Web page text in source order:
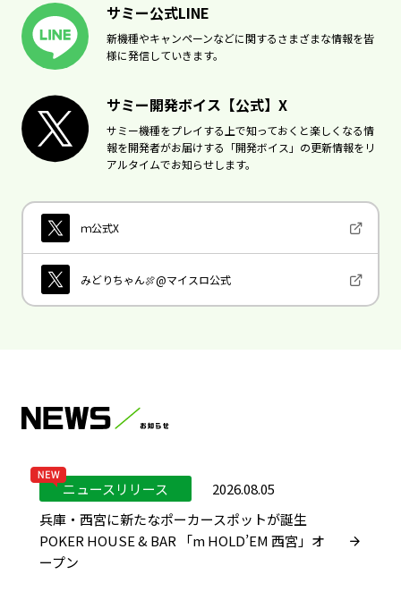
サミー公式LINE
新機種やキャンペーンなどに関するさまざまな情報を皆
様に発信していきます。
サミー開発ボイス【公式】X
サミー機種をプレイする上で知っておくと楽しくなる情
報を開発者がお届けする「開発ボイス」の更新情報をリ
アルタイムでお知らせします。
ｍ公式X
みどりちゃん🍖@マイスロ公式
ニュースリリース
2026.08.05
兵庫・西宮に新たなポーカースポットが誕生
POKER HOUSE & BAR 「m HOLD’EM 西宮」オ
ープン